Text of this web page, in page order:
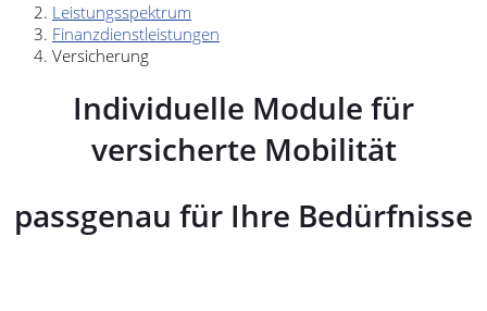
Leistungsspektrum
Finanzdienstleistungen
Versicherung
Individuelle Module für
versicherte Mobilität
passgenau für Ihre Bedürfnisse